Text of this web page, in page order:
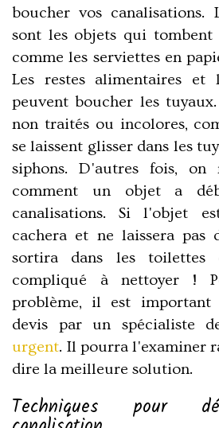
boucher vos canalisations.
sont les objets qui tombent
comme les serviettes en
Les restes alimentaires et
peuvent boucher les
non traités ou incolores,
se laissent glisser dans les
siphons. D'autres fois,
comment un objet a
canalisations. Si l'objet
cachera et ne laissera pas
sortira dans les
compliqué à nettoyer !
problème, il est important
devis par un spécialiste
urgent. Il pourra l'examiner
dire la meilleure solution.
Techniques pour